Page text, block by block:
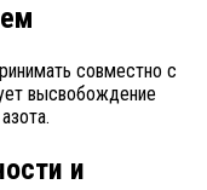
совместно с
высвобождение
и